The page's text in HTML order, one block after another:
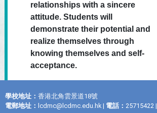
relationships with a sincere
attitude. Students will
demonstrate their potential and
realize themselves through
knowing themselves and self-
acceptance.
學校地址： 香港北角雲景道18號
電郵地址： lcdmc@lcdmc.edu.hk | 電話： 25715422 |